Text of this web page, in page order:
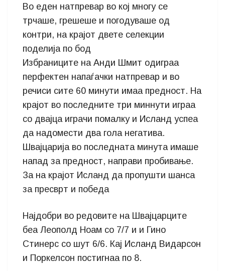
Во еден натпревар во кој многу се
трчаше, грешеше и погодуваше од
контри, на крајот двете селекции
поделија по бод
Избраниците на Анди Шмит одиграа
перфектен напаѓачки натпревар и во
речиси сите 60 минути имаа предност. На
крајот во последните три миннути играа
со двајца играчи помалку и Исланд успеа
да надомести два гола негатива.
Швајцарија во последната минута имаше
напад за предност, направи пробивање.
За на крајот Исланд да пропушти шанса
за пресврт и победа
Најдобри во редовите на Швајцарците
беа Леополд Ноам со 7/7 и и Гино
Стинерс со шут 6/6. Кај Исланд Видарсон
и Поркелсон постигнаа по 8.